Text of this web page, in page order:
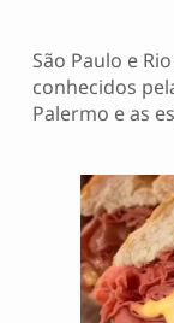
São Paulo e
conhecidos
Palermo e as